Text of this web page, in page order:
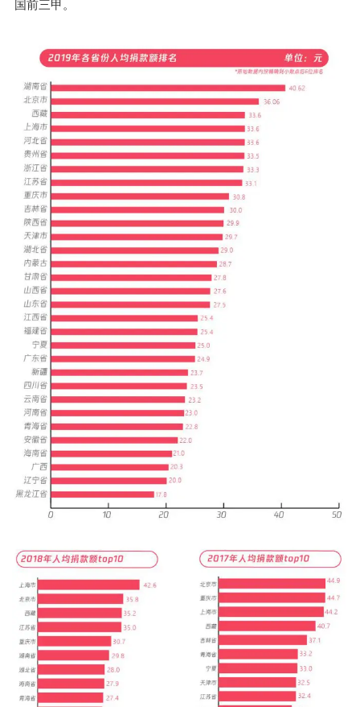
国前三甲。